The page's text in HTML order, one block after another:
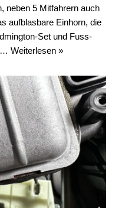
neben 5 Mitfahrern auch
aufblasbare Einhorn, die
Set und Fuss-
Weiterlesen »